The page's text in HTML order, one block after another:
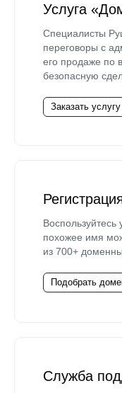
Услуга
Специалисты
переговоры с
его продаже по
безопасную
Заказать услугу
похожее имя
из 700+
Подобрать
Служба